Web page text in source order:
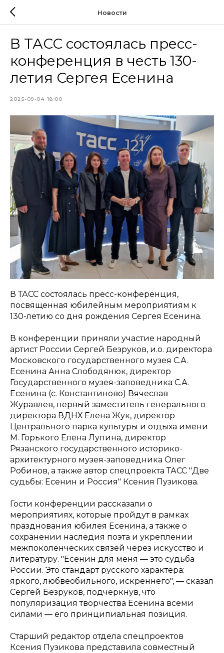
Новости
В ТАСС состоялась пресс-
конференция в честь 130-
летия Сергея Есенина
2025-09-04 18:00
В ТАСС состоялась пресс-конференция,
посвященная юбилейным мероприятиям к
130-летию со дня рождения Сергея Есенина.
В конференции приняли участие народный
артист России Сергей Безруков, и.о. директора
Московского государственного музея С.А.
Есенина Анна Слободянюк, директор
Государственного музея-заповедника С.А.
Есенина (с. Константиново) Вячеслав
Журавлев, первый заместитель генерального
директора ВДНХ Елена Жук, директор
Центрального парка культуры и отдыха имени
М. Горького Елена Лупина, директор
Рязанского государственного историко-
архитектурного музея-заповедника Олег
Робинов, а также автор спецпроекта ТАСС "Две
судьбы: Есенин и Россия" Ксения Пузикова.
Гости конференции рассказали о
мероприятиях, которые пройдут в рамках
празднования юбилея Есенина, а также о
сохранении наследия поэта и укреплении
межпоколенческих связей через искусство и
литературу. "Есенин для меня — это судьба
России. Это стандарт русского характера:
яркого, любвеобильного, искреннего", — сказал
Сергей Безруков, подчеркнув, что
популяризация творчества Есенина всеми
силами — его принципиальная позиция.
Старший редактор отдела спецпроектов
Ксения Пузикова представила совместный